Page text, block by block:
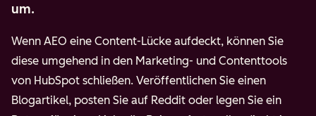
um.
Wenn AEO eine Content-Lücke aufdeckt, können Sie
diese umgehend in den Marketing- und Contenttools
von HubSpot schließen. Veröffentlichen Sie einen
Blogartikel, posten Sie auf Reddit oder legen Sie ein